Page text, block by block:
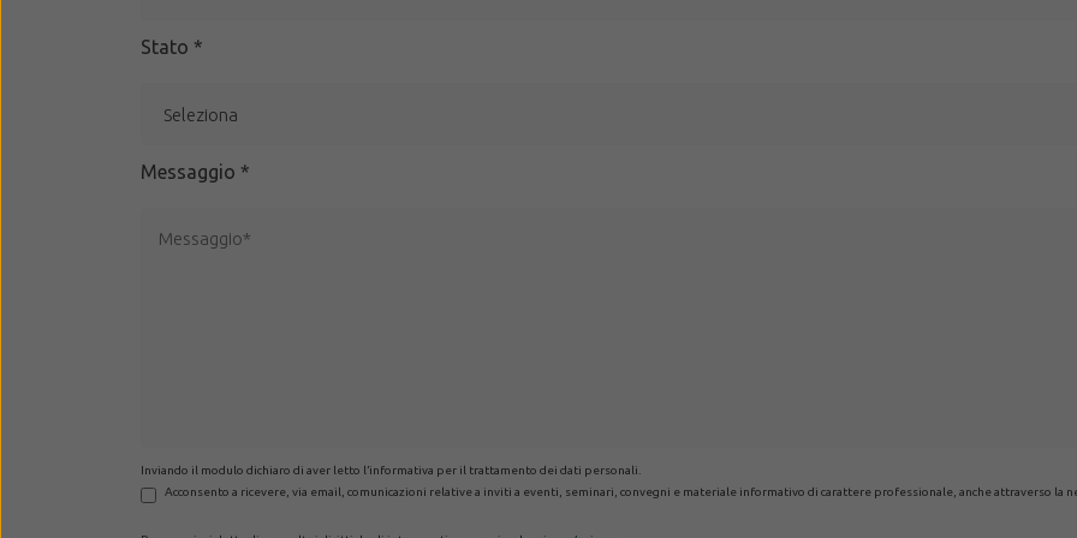
Stato *
Messaggio *
Inviando il modulo dichiaro di aver letto l’informativa per il trattamento dei dati personali.
Acconsento a ricevere, via email, comunicazioni relative a inviti a eventi, seminari, convegni e materiale informativo di carattere professionale, anche attraverso la